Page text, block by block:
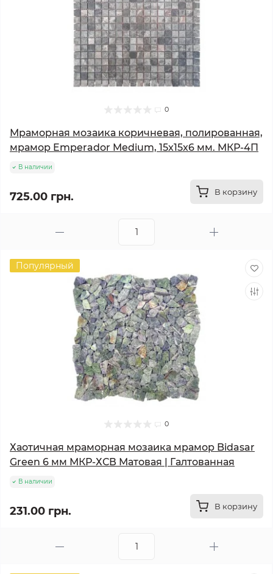
0
Мраморная мозаика коричневая, полированная,
мрамор Emperador Medium, 15x15x6 мм. МКР-4П
В наличии
725.00 грн. В корзину
Популярный
0
Хаотичная мраморная мозаика мрамор Bidasar
Green 6 мм МКР-ХСВ Матовая | Галтованная
В наличии
231.00 грн. В корзину